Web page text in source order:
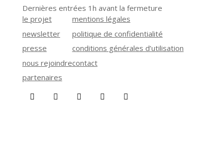
Dernières entrées 1h avant la fermeture
le projet
newsletter
presse
nous rejoindre
partenaires
mentions légales
politique de confidentialité
conditions générales d’utilisation
contact